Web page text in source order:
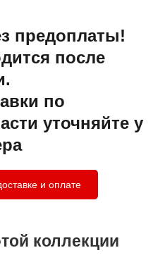
предоплаты!
после
по
уточняйте у
и оплате
коллекции